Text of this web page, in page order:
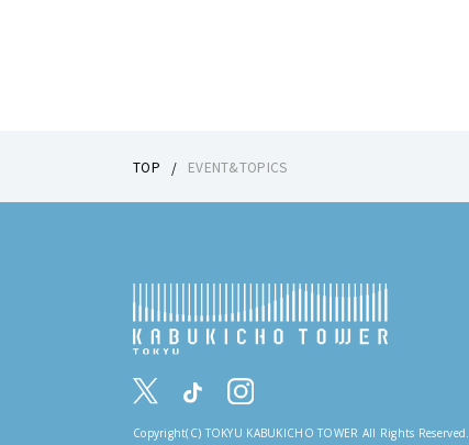
TOP EVENT&TOPICS
Copyright(C) TOKYU KABUKICHO TOWER All Rights Reserved.